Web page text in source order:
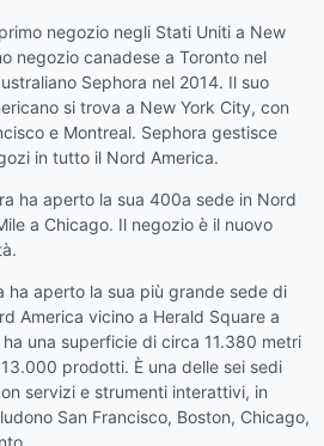
negozio negli Stati Uniti a New
negozio canadese a Toronto nel
Sephora nel 2014. Il suo
si trova a New York City, con
e Montreal. Sephora gestisce
in tutto il Nord America.
ha aperto la sua 400a sede in Nord
a Chicago. Il negozio è il nuovo
ha aperto la sua più grande sede di
America vicino a Herald Square a
una superficie di circa 11.380 metri
prodotti. È una delle sei sedi
servizi e strumenti interattivi, in
San Francisco, Boston, Chicago,